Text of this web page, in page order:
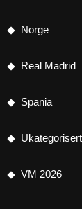
Norge
Real Madrid
Spania
Ukategorisert
VM 2026